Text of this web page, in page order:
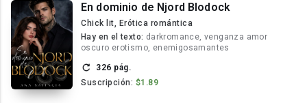
En dominio de Njord Blodock
Chick lit, Erótica romántica
Hay en el texto: darkromance, venganza amor
oscuro erotismo, enemigosamantes
326 pág.
Suscripción: $1.89